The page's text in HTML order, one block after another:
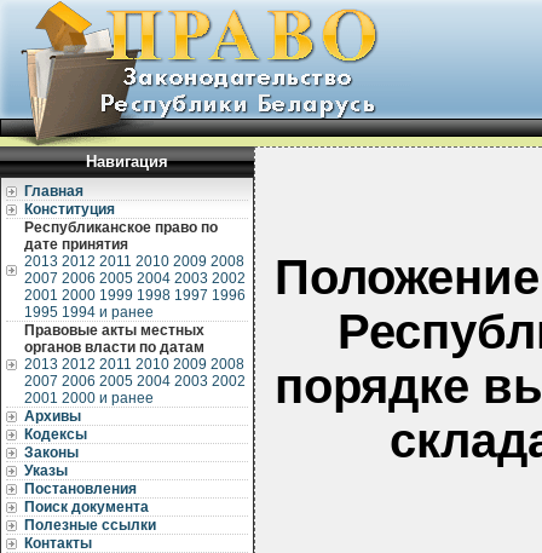
Навигация
Главная
Конституция
Республиканское право по
дате принятия
2013 2012 2011 2010 2009 2008
2007 2006 2005 2004 2003 2002
2001 2000 1999 1998 1997 1996
1995 1994 и ранее
Правовые акты местных
органов власти по датам
2013 2012 2011 2010 2009 2008
2007 2006 2005 2004 2003 2002
2001 2000 и ранее
Архивы
Кодексы
Законы
Указы
Постановления
Поиск документа
Полезные ссылки
Контакты
порядке